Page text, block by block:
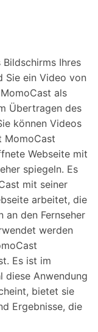
Bildschirms Ihres
Sie ein Video von
als
Übertragen des
können Videos
MomoCast
Webseite mit
spiegeln. Es
mit seiner
arbeitet, die
an den Fernseher
werden
Es ist im
diese Anwendung
bietet sie
Ergebnisse, die